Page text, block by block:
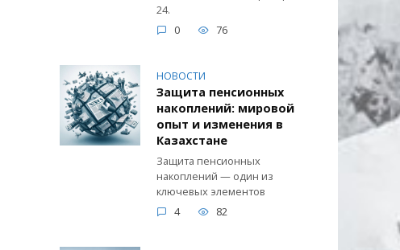
24.
0
76
НОВОСТИ
Защита пенсионных
накоплений: мировой
опыт и изменения в
Казахстане
Защита пенсионных
накоплений — один из
ключевых элементов
4
82